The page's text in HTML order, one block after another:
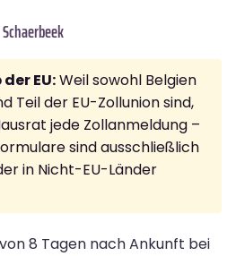
EU:Weil sowohl Belgien
Teil der EU-Zollunion sind,
jede Zollanmeldung –
sind ausschließlich
in Nicht-EU-Länder
8 Tagen nach Ankunft bei